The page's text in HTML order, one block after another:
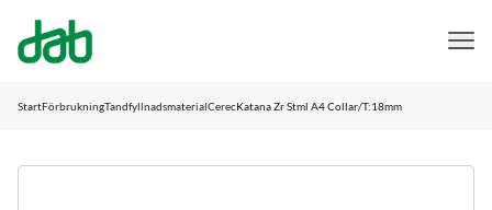
DAB Dental
StartFörbrukningTandfyllnadsmaterialCerecKatana Zr Stml A4 Collar/T:18mm